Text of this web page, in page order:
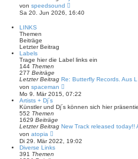
e
von speedsound
e
u
e
g
Sa 20. Jun 2026, 16:40
LINKS
Themen
Beiträge
Letzter Beitrag
Labels
Trage hier die Label links ein
144 Themen
277 Beiträge
Letzter Beitrag Re: Butterfly Records. Aus
von spaceman
e
u
s
e
r
e
Mo 9. Mär 2015, 07:22
Artists + Dj´s
Künstler und Dj´s können sich hier
552 Themen
1629 Beiträge
Letzter Beitrag New Track released today!!
von atopia
e
u
e
Di 29. Mär 2022, 19:02
Diverse Links
391 Themen